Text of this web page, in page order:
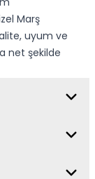
Marş
uyum ve
net şekilde